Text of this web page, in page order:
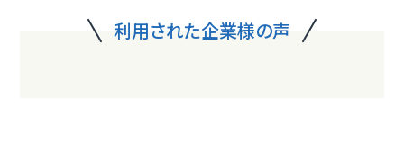
利用された企業様の声